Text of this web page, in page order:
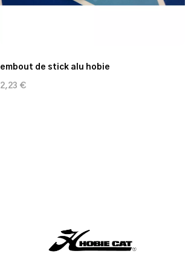
embout de stick alu hobie
2,23 €